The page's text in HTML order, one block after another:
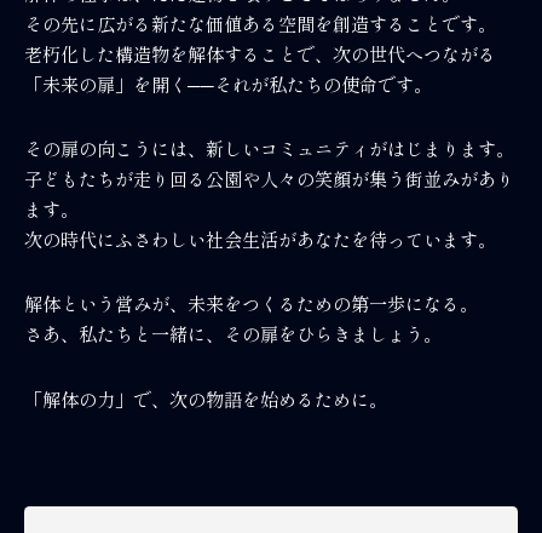
その先に広がる新たな価値ある空間を創造することです。
老朽化した構造物を解体することで、次の世代へつながる
「未来の扉」を開く──それが私たちの使命です。
その扉の向こうには、新しいコミュニティがはじまります。
子どもたちが走り回る公園や人々の笑顔が集う街並みがあり
ます。
次の時代にふさわしい社会生活があなたを待っています。
解体という営みが、未来をつくるための第一歩になる。
さあ、私たちと一緒に、その扉をひらきましょう。
「解体の力」で、次の物語を始めるために。